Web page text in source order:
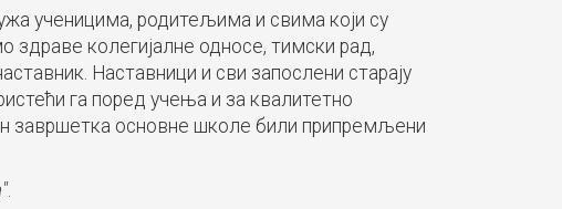
ученицима, родитељима и свима који су
здраве колегијалне односе, тимски рад,
Наставници и сви запослени старају
га поред учења и за квалитетно
завршетка основне школе били припремљени
.